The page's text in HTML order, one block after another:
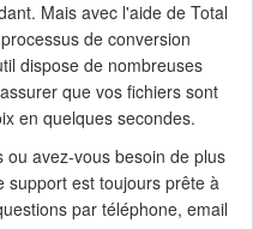
Mais avec l'aide de Total
de conversion
dispose de nombreuses
que vos fichiers sont
en quelques secondes.
avez-vous besoin de plus
support est toujours prête à
par téléphone, email